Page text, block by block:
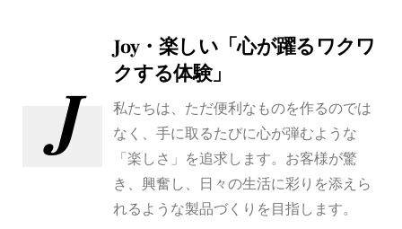
J
Joy・楽しい「心が躍るワクワ
クする体験」
私たちは、ただ便利なものを作るのでは
なく、手に取るたびに心が弾むような
「楽しさ」を追求します。お客様が驚
き、興奮し、日々の生活に彩りを添えら
れるような製品づくりを目指します。